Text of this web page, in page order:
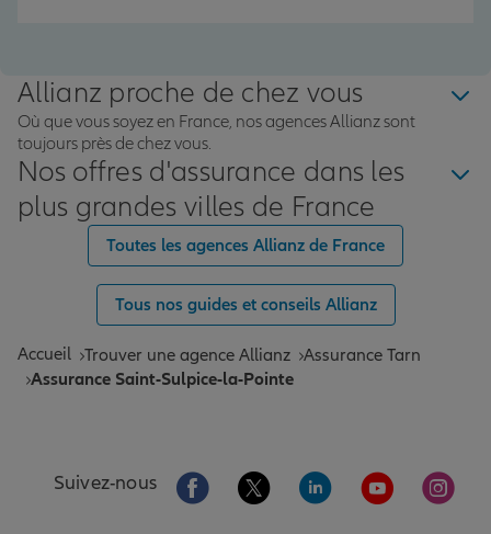
Allianz proche de chez vous
Où que vous soyez en France, nos agences Allianz sont
toujours près de chez vous.
Nos offres d'assurance dans les
plus grandes villes de France
Toutes les agences Allianz de France
Tous nos guides et conseils Allianz
Accueil Trouver une agence Allianz Assurance Tarn
Assurance Saint-Sulpice-la-Pointe
Suivez-nous Aller sur la page Facebook de Allianz
Aller sur la page Twitter de
Aller sur la page
Aller sur la
Aller